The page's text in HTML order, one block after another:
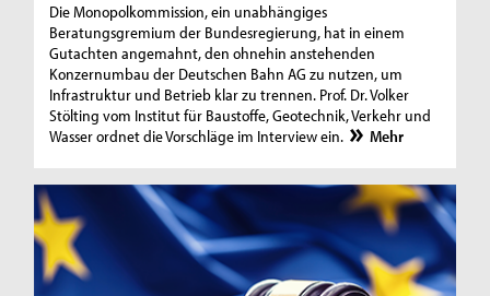
Die Monopolkommission, ein unabhängiges
Beratungsgremium der Bundesregierung, hat in einem
Gutachten angemahnt, den ohnehin anstehenden
Konzernumbau der Deutschen Bahn AG zu nutzen, um
Infrastruktur und Betrieb klar zu trennen. Prof. Dr. Volker
Stölting vom Institut für Baustoffe, Geotechnik, Verkehr und
Wasser ordnet die Vorschläge im Interview ein.
Mehr